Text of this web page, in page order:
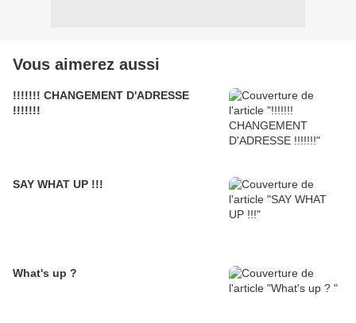
Vous aimerez aussi
!!!!!!! CHANGEMENT D'ADRESSE
!!!!!!!
SAY WHAT UP !!!
What's up ?